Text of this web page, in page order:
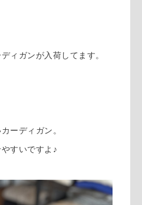
ィガンが入荷してます。
ーディガン。
すいですよ♪